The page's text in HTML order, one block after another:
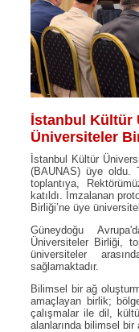
İstanbul Kültür
Üniversiteler
İstanbul Kültür
(BAUNAS) üye oldu.
toplantıya,
katıldı. İmzalanan
Birliği’ne üye
Güneydoğu
Üniversiteler Birliği,
üniversiteler
sağlamaktadır.
Bilimsel bir ağ
amaçlayan birlik;
çalışmalar ile dil,
alanlarında bilimsel bir